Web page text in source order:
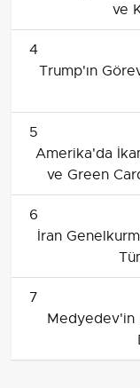
ve
4
Trump'ın
5
Amerika'da
ve Green
6
İran
7
Medyedev'in